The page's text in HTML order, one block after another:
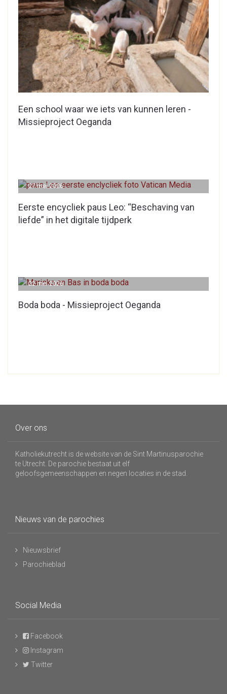
Een school waar we iets van kunnen leren -
Missieproject Oeganda
Eerste encycliek paus Leo: “Beschaving van
liefde” in het digitale tijdperk
27 mei 2026
Boda boda - Missieproject Oeganda
22 mei 2026
Over ons
Katholiekutrecht is de website van de Sint Martinusparochie
te Utrecht. De parochie bestaat uit elf
geloofsgemeenschappen en negen locaties in de stad.
Nieuws van de parochies
Nieuwsbrief
Parochieblad
Social Media
Facebook
Instagram
Twitter